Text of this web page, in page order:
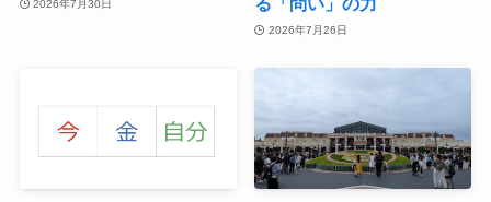
2026年7月30日
2026年7月26日